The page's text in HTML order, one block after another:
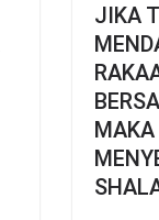
JIKA